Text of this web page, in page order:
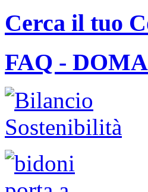
Cerca il tuo
FAQ -